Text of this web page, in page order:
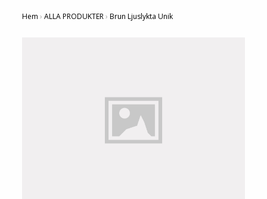
Hem › ALLA PRODUKTER› Brun Ljuslykta Unik